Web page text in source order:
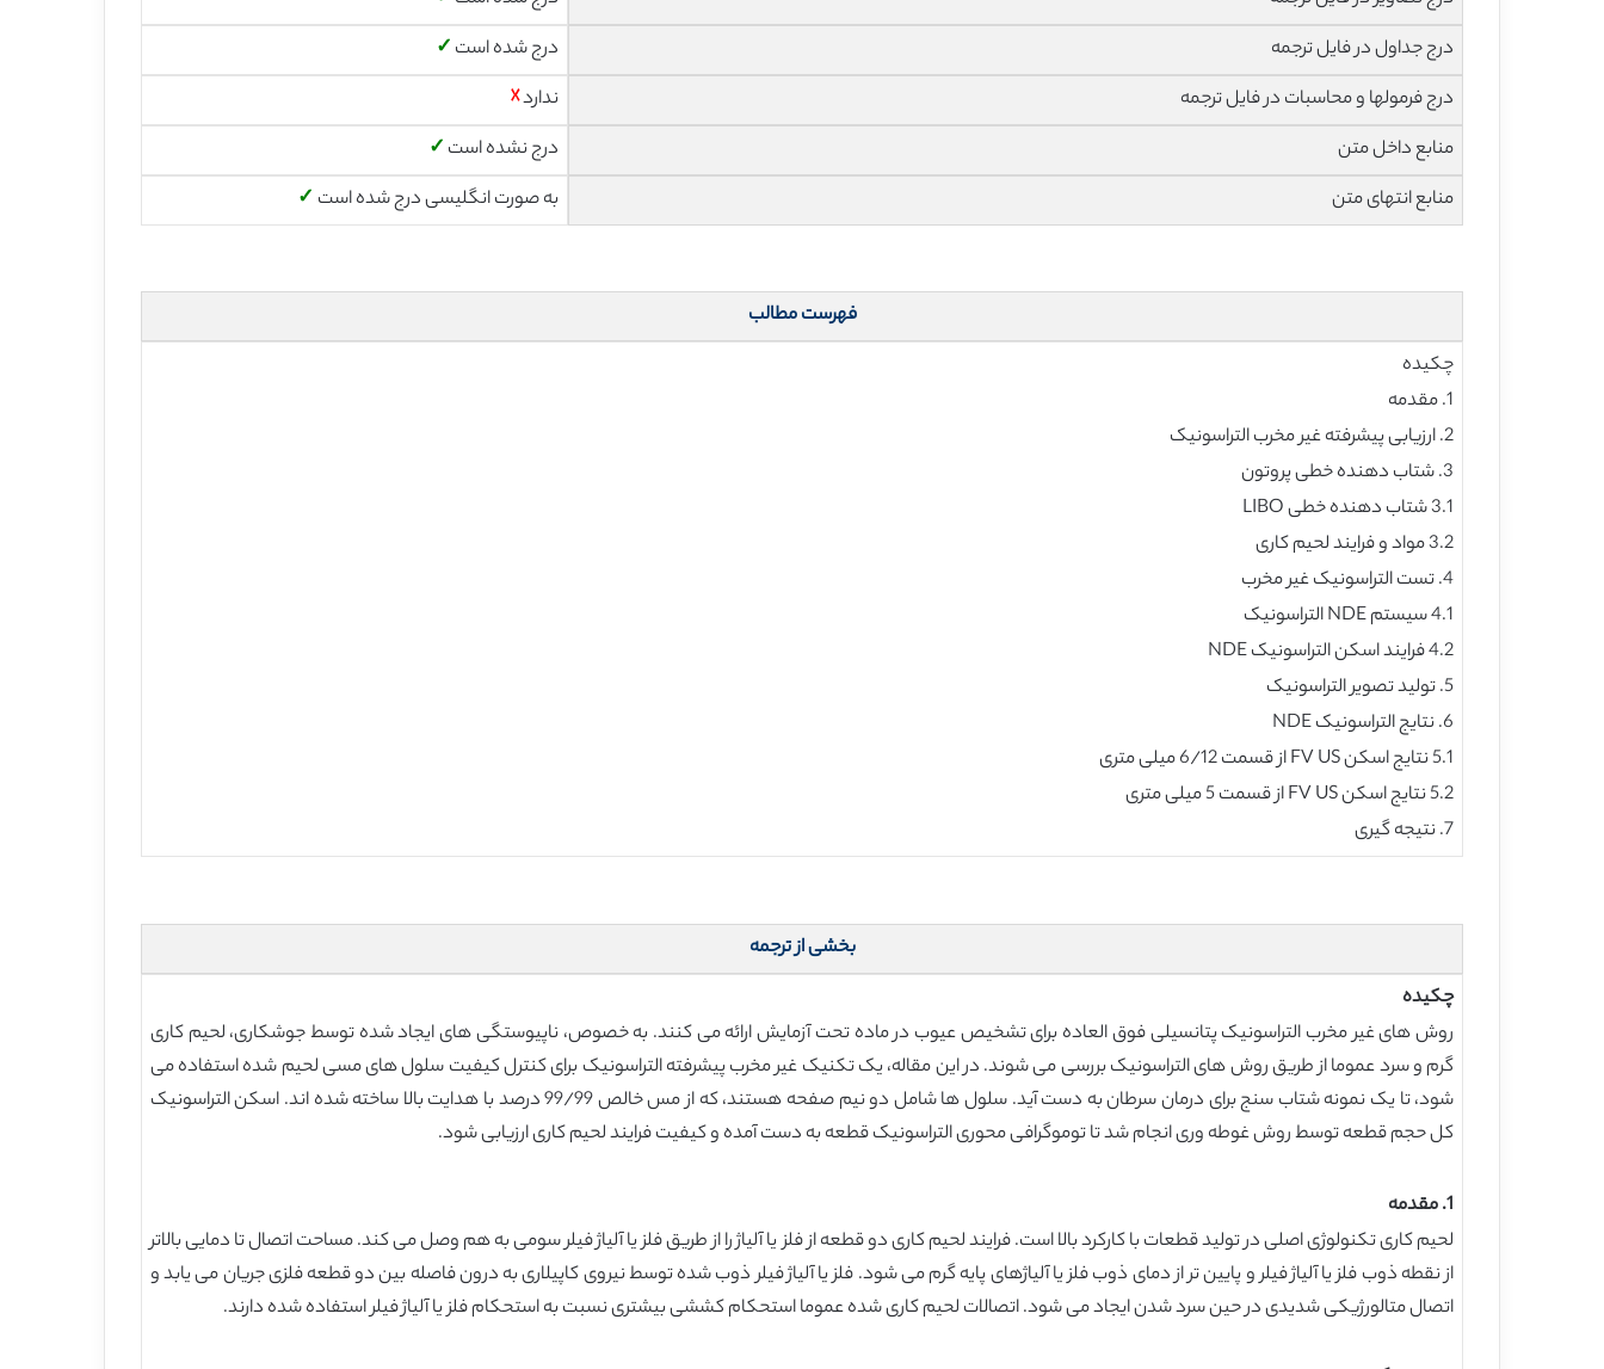
درج جداول در فایل ترجمه
درج شده است ✓
درج فرمولها و محاسبات در فایل ترجمه
ندارد☓
منابع داخل متن
درج نشده است ✓
منابع انتهای متن
به صورت انگلیسی درج شده است ✓
فهرست مطالب
چکیده
1. مقدمه
2. ارزیابی پیشرفته غیر مخرب التراسونیک
3. شتاب دهنده خطی پروتون
3.1 شتاب دهنده خطی LIBO
3.2 مواد و فرایند لحیم کاری
4. تست التراسونیک غیر مخرب
4.1 سیستم NDE التراسونیک
4.2 فرایند اسکن التراسونیک NDE
5. تولید تصویر التراسونیک
6. نتایج التراسونیک NDE
5.1 نتایج اسکن FV US از قسمت 6/12 میلی متری
5.2 نتایج اسکن FV US از قسمت 5 میلی متری
7. نتیجه گیری
بخشی از ترجمه
چکیده
روش های غیر مخرب التراسونیک پتانسیلی فوق العاده برای تشخیص عیوب در ماده تحت آزمایش ارائه می کنند. به خصوص، ناپیوستگی های ایجاد شده توسط جوشکاری، لحیم کاری
گرم و سرد عموما از طریق روش های التراسونیک بررسی می شوند. در این مقاله، یک تکنیک غیر مخرب پیشرفته التراسونیک برای کنترل کیفیت سلول های مسی لحیم شده استفاده می
شود، تا یک نمونه شتاب سنج برای درمان سرطان به دست آید. سلول ها شامل دو نیم صفحه هستند، که از مس خالص 99/99 درصد با هدایت بالا ساخته شده اند. اسکن التراسونیک
کل حجم قطعه توسط روش غوطه وری انجام شد تا توموگرافی محوری التراسونیک قطعه به دست آمده و کیفیت فرایند لحیم کاری ارزیابی شود.
1. مقدمه
لحیم کاری تکنولوژی اصلی در تولید قطعات با کارکرد بالا است. فرایند لحیم کاری دو قطعه از فلز یا آلیاژ را از طریق فلز یا آلیاژ فیلر سومی به هم وصل می کند. مساحت اتصال تا دمایی بالاتر
از نقطه ذوب فلز یا آلیاژ فیلر و پایین تر از دمای ذوب فلز یا آلیاژهای پایه گرم می شود. فلز یا آلیاژ فیلر ذوب شده توسط نیروی کاپیلاری به درون فاصله بین دو قطعه فلزی جریان می یابد و
اتصال متالورژیکی شدیدی در حین سرد شدن ایجاد می شود. اتصالات لحیم کاری شده عموما استحکام کششی بیشتری نسبت به استحکام فلز یا آلیاژ فیلر استفاده شده دارند.